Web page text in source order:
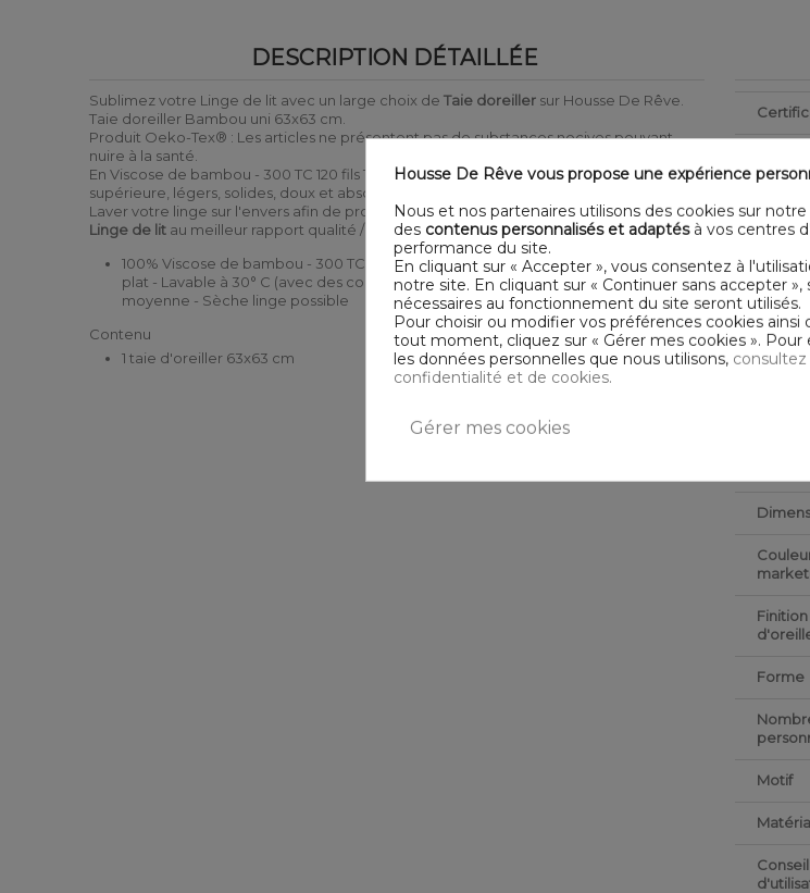
DESCRIPTION DÉTAILLÉE
Sublimez votre Linge de lit avec un large choix deTaie doreiller sur Housse De Rêve.
Taie doreiller Bambou uni 63x63 cm.
Produit Oeko-Tex® : Les articles ne présentent pas de substances nocives pouvant
nuire à la santé.
En Viscose de bambou - 300 TC 120 fils 147 GSM, une matière saine de qualité
supérieure, légers, solides, doux et absorbants.
Laver votre linge sur l'envers afin de protéger les couleurs
Linge de lit au meilleur rapport qualité / prix
100% Viscose de bambou - 300 TC 120 fils - 147 GSM - Ouverture avec zip - Volant
plat - Lavable à 30° C (avec des couleurs similaires) - Repassage à température
moyenne - Sèche linge possible
Contenu
1 taie d'oreiller 63x63 cm
Type
Forme
Motif
Conseil
Housse De Rêve vous propose une expérience
Nous et nos partenaires utilisons des cookies sur
des contenus personnalisés et adaptésà vos centres
performance du site.
En cliquant sur « Accepter », vous consentez à
notre site. En cliquant sur « Continuer sans accepter
nécessaires au fonctionnement du site seront utilisés.
Pour choisir ou modifier vos préférences cookies
tout moment, cliquez sur « Gérer mes cookies ». Pour
les données personnelles que nous utilisons,
confidentialité et de cookies.
Gérer mes cookies